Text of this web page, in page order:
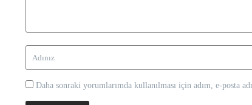
Daha sonraki yorumlarımda kullanılması için adım, e-posta